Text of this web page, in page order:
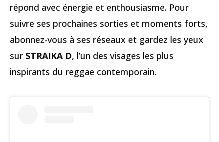
répond avec énergie et enthousiasme. Pour
suivre ses prochaines sorties et moments forts,
abonnez-vous à ses réseaux et gardez les yeux
sur STRAIKA D, l’un des visages les plus
inspirants du reggae contemporain.